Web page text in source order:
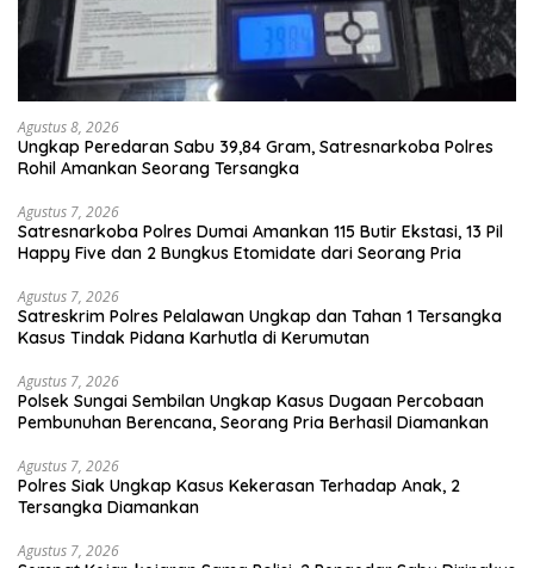
Agustus 8, 2026
Ungkap Peredaran Sabu 39,84 Gram, Satresnarkoba Polres
Rohil Amankan Seorang Tersangka
Agustus 7, 2026
Satresnarkoba Polres Dumai Amankan 115 Butir Ekstasi, 13 Pil
Happy Five dan 2 Bungkus Etomidate dari Seorang Pria
Agustus 7, 2026
Satreskrim Polres Pelalawan Ungkap dan Tahan 1 Tersangka
Kasus Tindak Pidana Karhutla di Kerumutan
Agustus 7, 2026
Polsek Sungai Sembilan Ungkap Kasus Dugaan Percobaan
Pembunuhan Berencana, Seorang Pria Berhasil Diamankan
Agustus 7, 2026
Polres Siak Ungkap Kasus Kekerasan Terhadap Anak, 2
Tersangka Diamankan
Agustus 7, 2026